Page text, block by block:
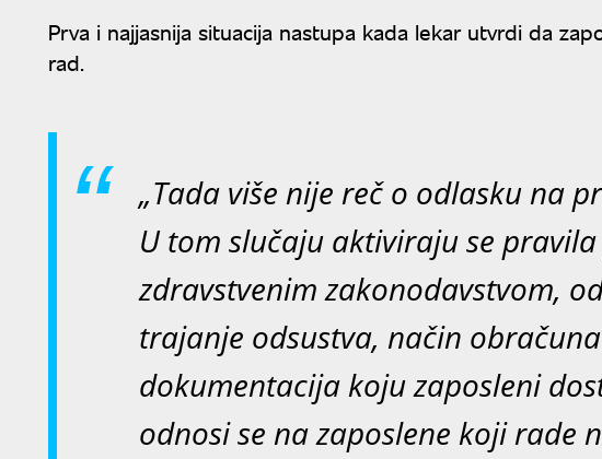
Prva i najjasnija situacija nastupa kada lekar utvrdi da
rad.
„Tada više nije reč o odlasku na
U tom slučaju aktiviraju se
zdravstvenim zakonodavstvom,
trajanje odsustva, način
dokumentacija koju zaposleni
odnosi se na zaposlene koji rade